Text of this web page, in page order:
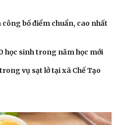
bố điểm chuẩn, cao nhất
học sinh trong năm học mới
vụ sạt lở tại xã Chế Tạo